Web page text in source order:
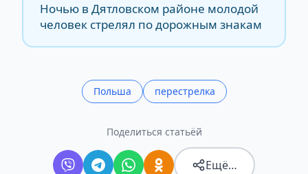
Ночью в Дятловском районе молодой
человек стрелял по дорожным знакам
Польша перестрелка
Поделиться статьёй
Ещё…